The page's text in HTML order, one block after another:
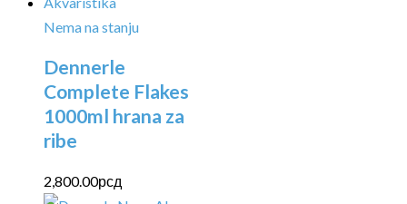
Nema na stanju
Dennerle
Complete Flakes
1000ml hrana za
ribe
2,800.00рсд